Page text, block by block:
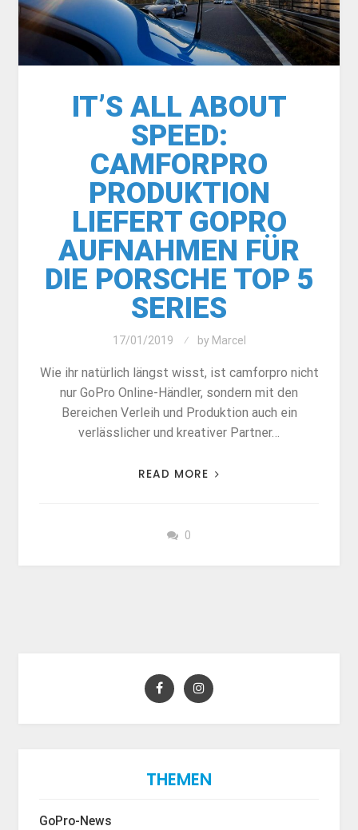
IT’S ALL ABOUT
SPEED:
CAMFORPRO
PRODUKTION
LIEFERT GOPRO
AUFNAHMEN FÜR
DIE PORSCHE TOP 5
SERIES
17/01/2019 by Marcel
Wie ihr natürlich längst wisst, ist camforpro nicht
nur GoPro Online-Händler, sondern mit den
Bereichen Verleih und Produktion auch ein
verlässlicher und kreativer Partner…
READ MORE
0
THEMEN
GoPro-News